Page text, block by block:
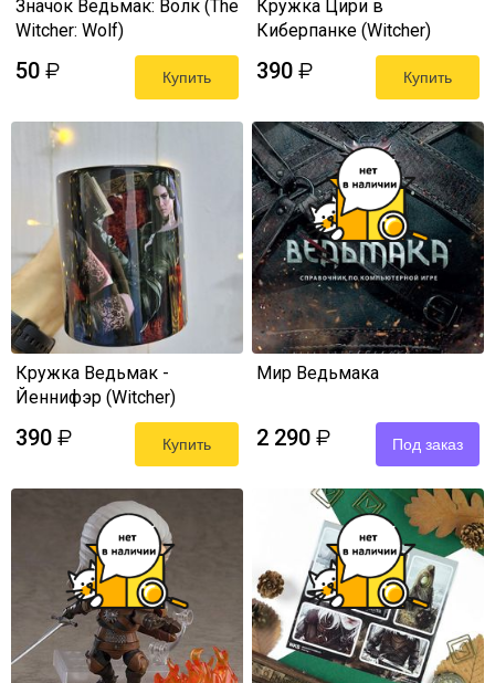
Значок Ведьмак: Волк (The
Witcher: Wolf)
50 ₽ Купить
Кружка Цири в
Киберпанке (Witcher)
390 ₽ Купить
Кружка Ведьмак -
Йеннифэр (Witcher)
390 ₽ Купить
Мир Ведьмака
2 290 ₽ Под заказ